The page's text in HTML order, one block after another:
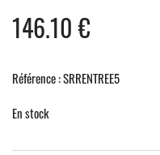
146.10€
Référence : SRRENTREE5
En stock